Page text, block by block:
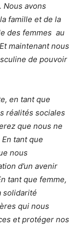
Nous avons
famille et de la
des femmes au
maintenant nous
de pouvoir
en tant que
réalités sociales
que nous ne
tant que
nous
d’un avenir
tant que femme,
solidarité
qui nous
et protéger nos